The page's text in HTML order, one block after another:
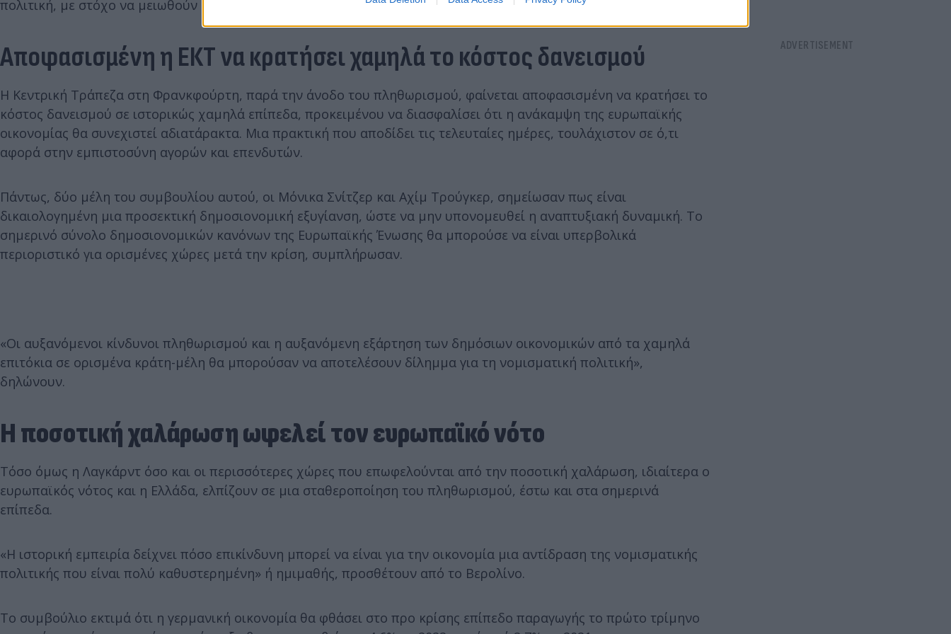
πολιτική, με στόχο να μειωθούν οι δείκτες χρέους σε σύγκριση με την παραγωγή στην ευρωζώνη.
Αποφασισμένη η ΕΚΤ να κρατήσει χαμηλά το κόστος δανεισμού
Η Κεντρική Τράπεζα στη Φρανκφούρτη, παρά την άνοδο του πληθωρισμού, φαίνεται αποφασισμένη να κρατήσει το
κόστος δανεισμού σε ιστορικώς χαμηλά επίπεδα, προκειμένου να διασφαλίσει ότι η ανάκαμψη της ευρωπαϊκής
οικονομίας θα συνεχιστεί αδιατάρακτα. Μια πρακτική που αποδίδει τις τελευταίες ημέρες, τουλάχιστον σε ό,τι
αφορά στην εμπιστοσύνη αγορών και επενδυτών.
Πάντως, δύο μέλη του συμβουλίου αυτού, οι Μόνικα Σνίτζερ και Αχίμ Τρούγκερ, σημείωσαν πως είναι
δικαιολογημένη μια προσεκτική δημοσιονομική εξυγίανση, ώστε να μην υπονομευθεί η αναπτυξιακή δυναμική. Το
σημερινό σύνολο δημοσιονομικών κανόνων της Ευρωπαϊκής Ένωσης θα μπορούσε να είναι υπερβολικά
περιοριστικό για ορισμένες χώρες μετά την κρίση, συμπλήρωσαν.
«Οι αυξανόμενοι κίνδυνοι πληθωρισμού και η αυξανόμενη εξάρτηση των δημόσιων οικονομικών από τα χαμηλά
επιτόκια σε ορισμένα κράτη-μέλη θα μπορούσαν να αποτελέσουν δίλημμα για τη νομισματική πολιτική»,
δηλώνουν.
Η ποσοτική χαλάρωση ωφελεί τον ευρωπαϊκό νότο
Τόσο όμως η Λαγκάρντ όσο και οι περισσότερες χώρες που επωφελούνται από την ποσοτική χαλάρωση, ιδιαίτερα ο
ευρωπαϊκός νότος και η Ελλάδα, ελπίζουν σε μια σταθεροποίηση του πληθωρισμού, έστω και στα σημερινά
επίπεδα.
«Η ιστορική εμπειρία δείχνει πόσο επικίνδυνη μπορεί να είναι για την οικονομία μια αντίδραση της νομισματικής
πολιτικής που είναι πολύ καθυστερημένη» ή ημιμαθής, προσθέτουν από το Βερολίνο.
Το συμβούλιο εκτιμά ότι η γερμανική οικονομία θα φθάσει στο προ κρίσης επίπεδο παραγωγής το πρώτο τρίμηνο